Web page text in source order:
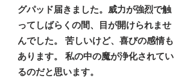
グパッド届きました。威力が強烈で触
ってしばらくの間、目が開けられませ
んでした。 苦しいけど、喜びの感情も
あります。 私の中の魔が浄化されてい
るのだと思います。